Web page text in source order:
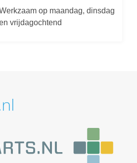
op maandag, dinsdag
vrijdagochtend